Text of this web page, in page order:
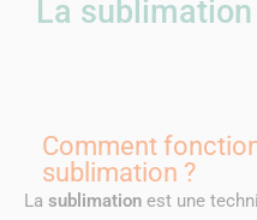
La sublimation
Comment
sublimation ?
La sublimation est une